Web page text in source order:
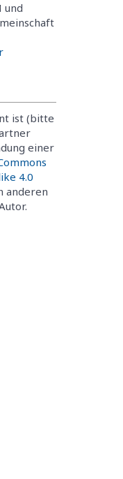
und
ist (bitte
einer
4.0
anderen